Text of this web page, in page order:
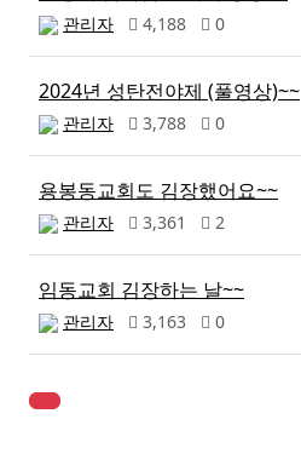
관리자 4,188 0
2024년 성탄전야제 (풀영상)~~
관리자 3,788 0
용봉동교회도 김장했어요~~
관리자 3,361 2
임동교회 김장하는 날~~
관리자 3,163 0